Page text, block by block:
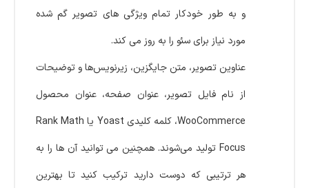
و به طور خودکار تمام ویژگی های تصویر گم شده
مورد نیاز برای سئو را به روز می کند.
عناوین تصویر، متن جایگزین، زیرنویس‌ها و توضیحات
از نام فایل تصویر، عنوان صفحه، عنوان محصول
WooCommerce، کلمه کلیدی Yoast یا Rank Math
Focus تولید می‌شوند. همچنین می توانید آن ها را به
هر ترتیبی که دوست دارید ترکیب کنید تا بهترین